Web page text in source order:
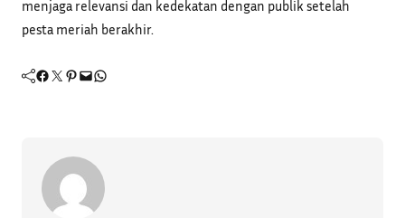
menjaga relevansi dan kedekatan dengan publik setelah
pesta meriah berakhir.
Facebook Twitter Pinterest Mail WhatsApp